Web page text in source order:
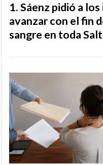
Sáenz pidió a
avanzar con el fin
sangre en toda